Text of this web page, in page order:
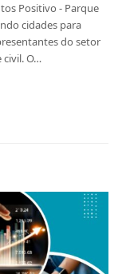
Positivo - Parque
cidades para
do setor
civil. O…